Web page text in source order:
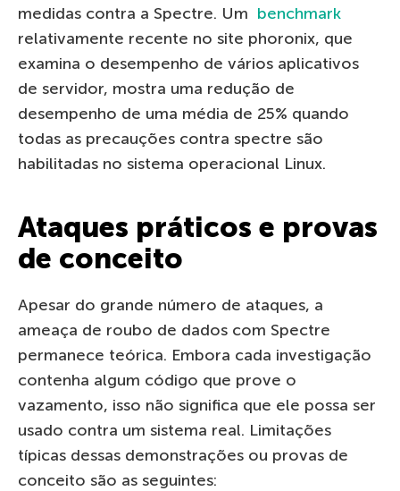
medidas contra a Spectre. Um benchmark
relativamente recente no site phoronix, que
examina o desempenho de vários aplicativos
de servidor, mostra uma redução de
desempenho de uma média de 25% quando
todas as precauções contra spectre são
habilitadas no sistema operacional Linux.
Ataques práticos e provas
de conceito
Apesar do grande número de ataques, a
ameaça de roubo de dados com Spectre
permanece teórica. Embora cada investigação
contenha algum código que prove o
vazamento, isso não significa que ele possa ser
usado contra um sistema real. Limitações
típicas dessas demonstrações ou provas de
conceito são as seguintes: